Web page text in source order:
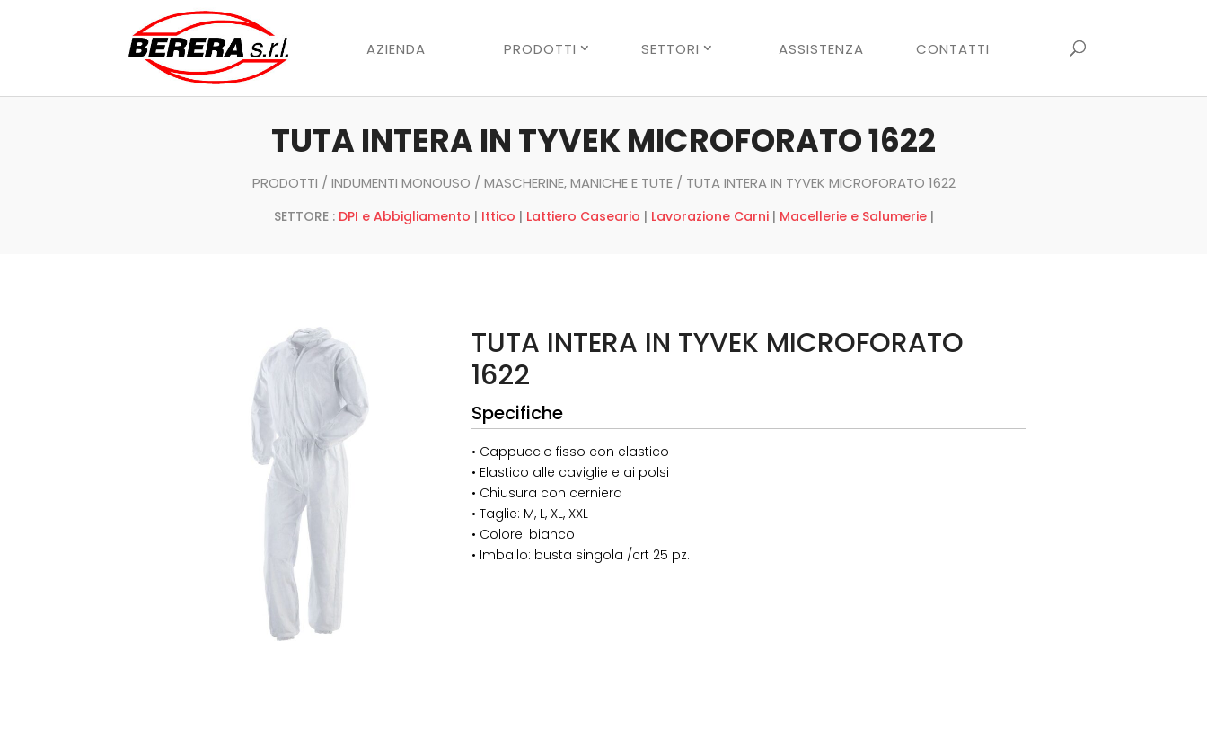
AZIENDA PRODOTTI SETTORI ASSISTENZA CONTATTI
TUTA INTERA IN TYVEK MICROFORATO 1622
PRODOTTI / INDUMENTI MONOUSO / MASCHERINE, MANICHE E TUTE/ TUTA INTERA IN TYVEK MICROFORATO 1622
SETTORE : DPI e Abbigliamento | Ittico | Lattiero Caseario | Lavorazione Carni| Macellerie e Salumerie|
TUTA INTERA IN TYVEK MICROFORATO
1622
Specifiche
• Cappuccio fisso con elastico
• Elastico alle caviglie e ai polsi
• Chiusura con cerniera
• Taglie: M, L, XL, XXL
• Colore: bianco
• Imballo: busta singola /crt 25 pz.